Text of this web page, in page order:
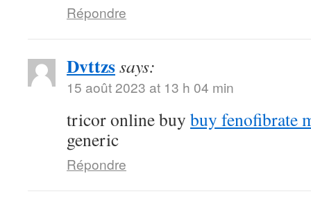
Répondre
Dvttzssays:
15 août 2023 at 13 h 04 min
tricor online buy buy fenofibrate
generic
Répondre